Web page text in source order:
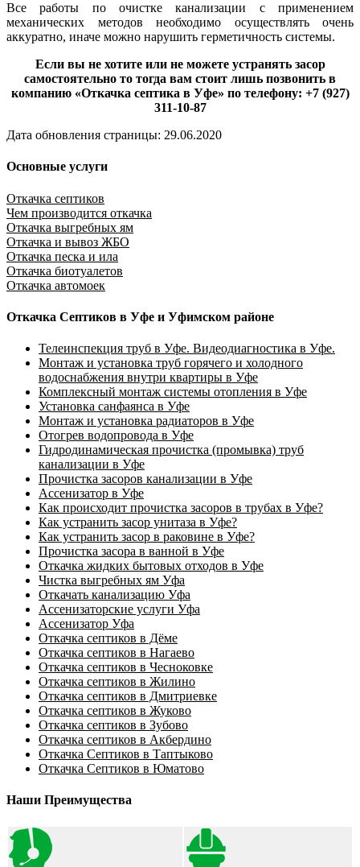
Все работы по очистке канализации с применением
механических методов необходимо осуществлять очень
аккуратно, иначе можно нарушить герметичность системы.
Если вы не хотите или не можете устранять засор
самостоятельно то тогда вам стоит лишь позвонить в
компанию «Откачка септика в Уфе» по телефону: +7 (927)
311-10-87
Дата обновления страницы: 29.06.2020
Основные услуги
Откачка септиков
Чем производится откачка
Откачка выгребных ям
Откачка и вывоз ЖБО
Откачка песка и ила
Откачка биотуалетов
Откачка автомоек
Откачка Септиков в Уфе и Уфимском районе
Телеинспекция труб в Уфе. Видеодиагностика в Уфе.
Монтаж и установка труб горячего и холодного
водоснабжения внутри квартиры в Уфе
Комплексный монтаж системы отопления в Уфе
Установка санфаянса в Уфе
Монтаж и установка радиаторов в Уфе
Отогрев водопровода в Уфе
Гидродинамическая прочистка (промывка) труб
канализации в Уфе
Прочистка засоров канализации в Уфе
Ассенизатор в Уфе
Как происходит прочистка засоров в трубах в Уфе?
Как устранить засор унитаза в Уфе?
Как устранить засор в раковине в Уфе?
Прочистка засора в ванной в Уфе
Откачка жидких бытовых отходов в Уфе
Чистка выгребных ям Уфа
Откачать канализацию Уфа
Ассенизаторские услуги Уфа
Ассенизатор Уфа
Откачка септиков в Дёме
Откачка септиков в Нагаево
Откачка септиков в Чесноковке
Откачка септиков в Жилино
Откачка септиков в Дмитриевке
Откачка септиков в Жуково
Откачка септиков в Зубово
Откачка септиков в Акбердино
Откачка Септиков в Таптыково
Откачка Септиков в Юматово
Наши Преимущества